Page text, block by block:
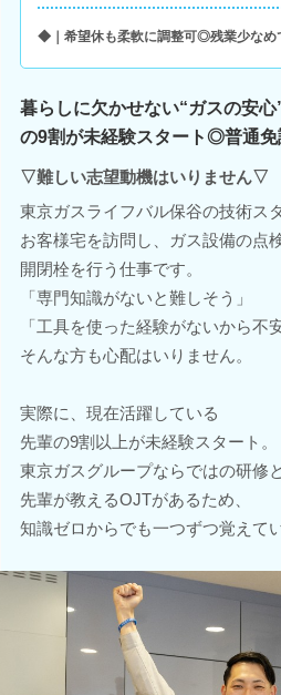
◆｜希望休も柔軟に調整可◎残業少なめ
暮らしに欠かせない“ガスの安
の9割が未経験スタート◎普通免
▽難しい志望動機はいりません▽
東京ガスライフバル保谷の技術ス
お客様宅を訪問し、ガス設備の点
開閉栓を行う仕事です。
「専門知識がないと難しそう」
「工具を使った経験がないから不安
そんな方も心配はいりません。
実際に、現在活躍している
先輩の9割以上が未経験スタート。
東京ガスグループならではの研修と
先輩が教えるOJTがあるため、
知識ゼロからでも一つずつ覚えて